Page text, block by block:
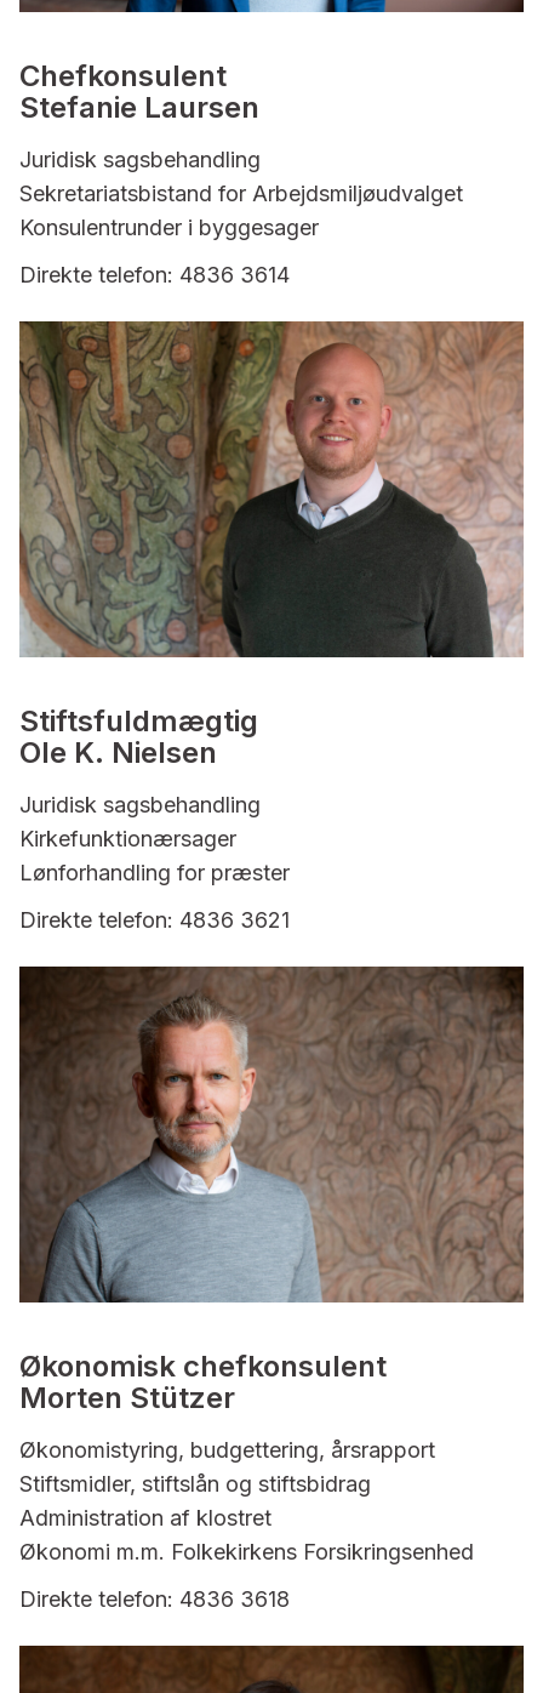
Chefkonsulent
Stefanie Laursen
Juridisk sagsbehandling
Sekretariatsbistand for Arbejdsmiljøudvalget
Konsulentrunder i byggesager
Direkte telefon: 4836 3614
Stiftsfuldmægtig
Ole K. Nielsen
Juridisk sagsbehandling
Kirkefunktionærsager
Lønforhandling for præster
Direkte telefon: 4836 3621
Økonomisk chefkonsulent
Morten Stützer
Økonomistyring, budgettering, årsrapport
Stiftsmidler, stiftslån og stiftsbidrag
Administration af klostret
Økonomi m.m. Folkekirkens Forsikringsenhed
Direkte telefon: 4836 3618